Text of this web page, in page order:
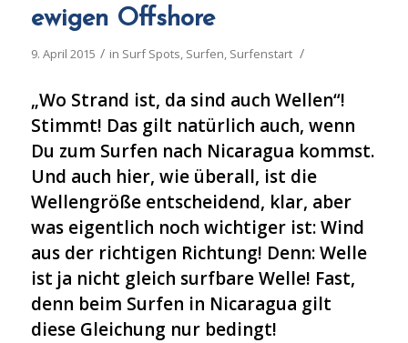
ewigen Offshore
9. April 2015 / in Surf Spots, Surfen, Surfenstart /
„Wo Strand ist, da sind auch Wellen“!
Stimmt! Das gilt natürlich auch, wenn
Du zum Surfen nach Nicaragua kommst.
Und auch hier, wie überall, ist die
Wellengröße entscheidend, klar, aber
was eigentlich noch wichtiger ist: Wind
aus der richtigen Richtung! Denn: Welle
ist ja nicht gleich surfbare Welle! Fast,
denn beim Surfen in Nicaragua gilt
diese Gleichung nur bedingt!